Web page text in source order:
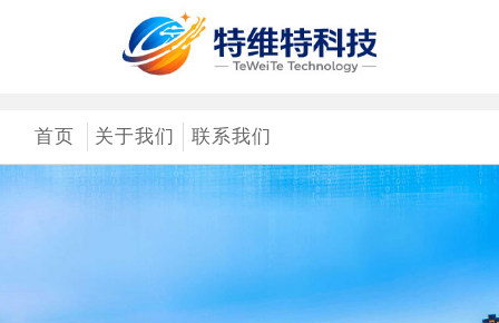
首页 关于我们 联系我们